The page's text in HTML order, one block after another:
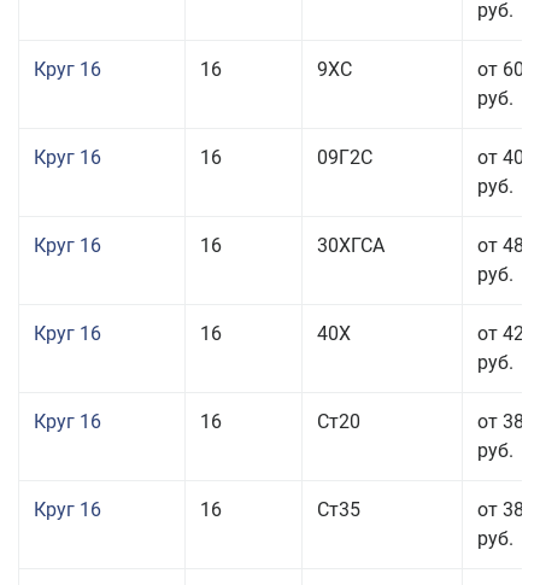
руб.
Круг 16 16 9ХС
от 60
руб.
Круг 16 16 09Г2С
от 40
руб.
Круг 16 16 30ХГСА
от 48
руб.
Круг 16 16 40Х
от 42
руб.
Круг 16 16 Ст20
от 38
руб.
Круг 16 16 Ст35
от 38
руб.